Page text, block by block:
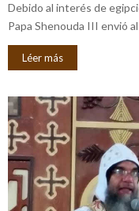
U
Debido al interés de
Papa Shenouda III envió al
Léer más